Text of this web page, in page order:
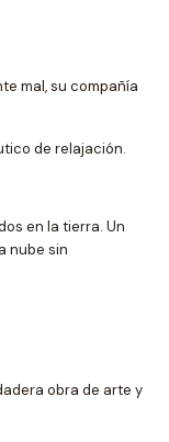
mal, su compañía
de relajación.
en la tierra. Un
nube sin
obra de arte y